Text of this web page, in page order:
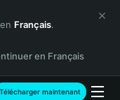
Français.
en Français
Télécharger maintenant